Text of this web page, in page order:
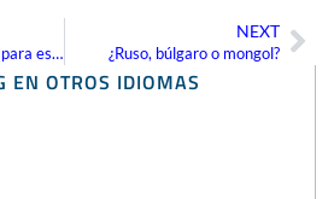
EN OTROS IDIOMAS
¿Existe una aplicación para eso? Parte II
NEXT
¿Ruso, búlgaro o mongol?